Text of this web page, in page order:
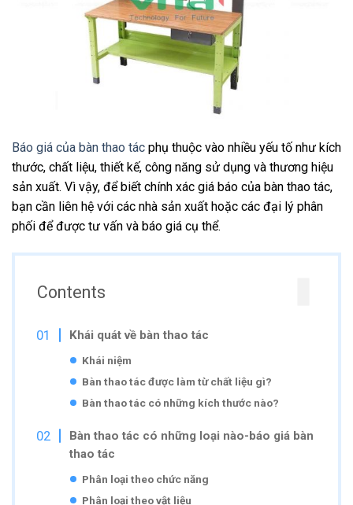
Báo giá của bàn thao tác phụ thuộc vào nhiều yếu tố như kích
thước, chất liệu, thiết kế, công năng sử dụng và thương hiệu
sản xuất. Vì vậy, để biết chính xác giá báo của bàn thao tác,
bạn cần liên hệ với các nhà sản xuất hoặc các đại lý phân
phối để được tư vấn và báo giá cụ thể.
Contents
Khái quát về bàn thao tác
Khái niệm
Bàn thao tác được làm từ chất liệu gì?
Bàn thao tác có những kích thước nào?
Bàn thao tác có những loại nào-báo giá bàn
thao tác
Phân loại theo chức năng
Phân loại theo vật liệu